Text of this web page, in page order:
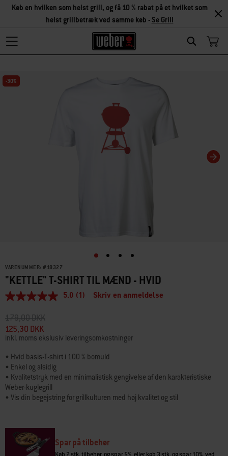
Search
Køb en hvilken som helst grill, og få 10 % rabat på et hvilket som
helst grillbetræk ved samme køb - Se Grill
-30%
Changing this current slide of this carousel will change the current slide of
VARENUMMER: # 18327
"KETTLE" T-SHIRT TIL MÆND - HVID
5.0
af
5
stjerner,
gennemsnitlig
Read
a
Review.
Samme
sidelink.
5.0 (1) Skriv en anmeldelse
Pris reduceret fra
179,00 DKKtil
125,30 DKK
inkl. moms ekslusiv leveringsomkostninger
• Hvid basis-T-shirt i 100 % bomuld
• Enkel og alsidig
• Kvalitetstryk med en minimalistisk gengivelse af den karakteristiske
Weber-kuglegrill
• Vis din begejstring for grillkulturen med høj kvalitet og stil
Spar på tilbehør
Køb 2 stk. tilbehør, og spar 5%, eller køb 3 stk. og spar 10%, ved